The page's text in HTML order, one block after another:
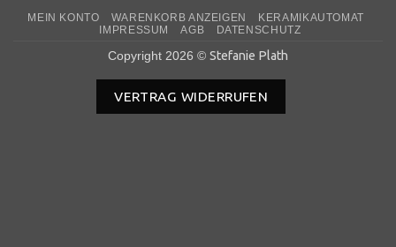
MEIN KONTO WARENKORB ANZEIGEN
KERAMIKAUTOMAT
IMPRESSUM
AGB DATENSCHUTZ
Copyright 2026 © Stefanie Plath
VERTRAG WIDERRUFEN